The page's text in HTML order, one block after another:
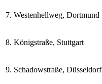
7. Westenhellweg, Dortmund
8. Königstraße, Stuttgart
9. Schadowstraße, Düsseldorf